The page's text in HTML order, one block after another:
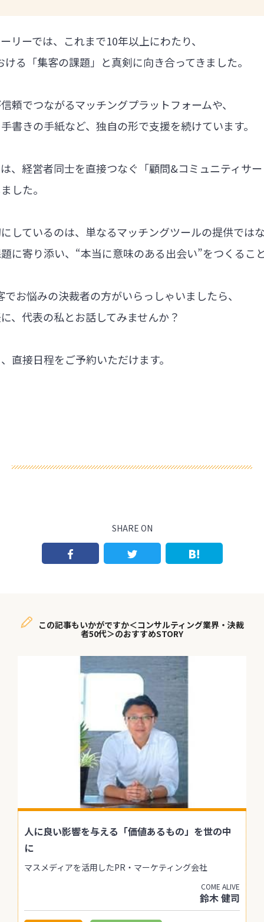
リーでは、これまで10年以上にわたり、
る「集客の課題」と真剣に向き合ってきました。
頼でつながるマッチングプラットフォームや、
書きの手紙など、独自の形で支援を続けています。
、経営者同士を直接つなぐ「顧問&コミュニティサ
した。
しているのは、単なるマッチングツールの提供では
に寄り添い、“本当に意味のある出会い”をつくるこ
お悩みの決裁者の方がいらっしゃいましたら、
、代表の私とお話してみませんか？
直接日程をご予約いただけます。
SHARE ON
この記事もいかがですか＜コンサルティング業界・決裁
者50代＞のおすすめSTORY
人に良い影響を与える「価値あるもの」を世の中
に
マスメディアを活用したPR・マーケティング会社
COME ALIVE
鈴木 健司